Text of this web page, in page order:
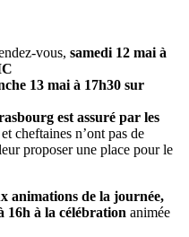
vous, samedi 12 mai à
13 mai à 17h30 sur
est assuré par les
cheftaines n’ont pas de
proposer une place pour le
animations de la journée,
16h à la célébration animée